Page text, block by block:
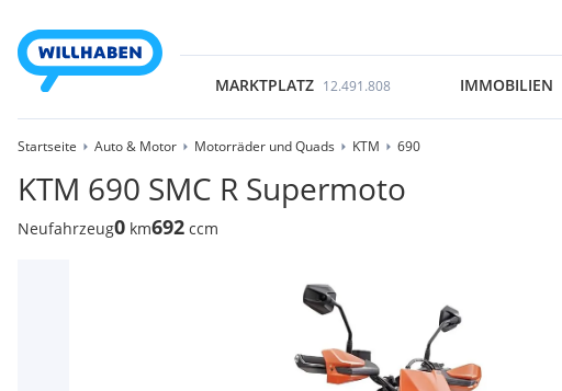
MARKTPLATZ 12.491.808 IMMOBILIEN
Startseite Auto & Motor Motorräder und Quads KTM 690
KTM 690 SMC R Supermoto
Neufahrzeug0 km692 ccm